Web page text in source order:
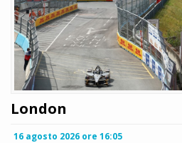
London
16 agosto 2026 ore 16:05